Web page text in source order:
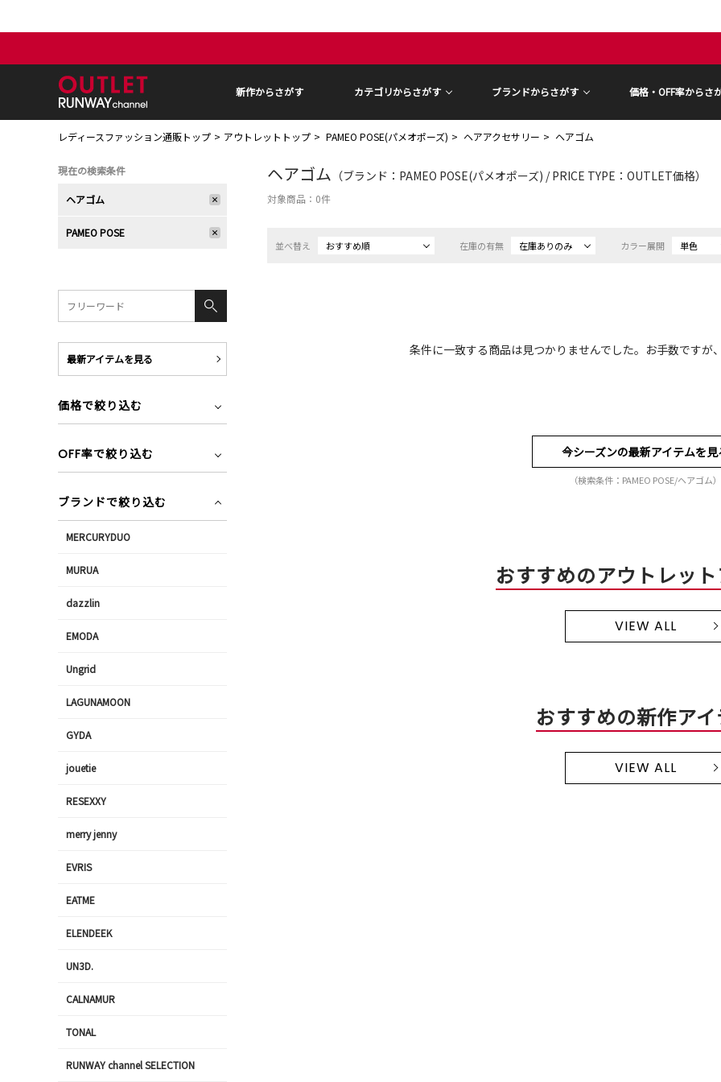
新作からさがす カテゴリからさがす ブランドからさがす 価格・OFF率からさ
レディースファッション通販トップ アウトレットトップ PAMEO POSE(パメオポーズ) ヘアアクセサリー ヘアゴム
ヘアゴム （ブランド：PAMEO POSE(パメオポーズ) / PRICE TYPE：OUTLET価格）
対象商品： 0件
並べ替え おすすめ順 在庫の有無 在庫ありのみ カラー展開 単色
条件に一致する商品は見つかりませんでした。お手数ですが
今シーズンの最新アイテムを見
（検索条件：PAMEO POSE/ヘアゴム）
おすすめのアウトレッ
VIEW ALL
おすすめの新作ア
VIEW ALL
現在の検索条件
ヘアゴム
PAMEO POSE
最新アイテムを見る
価格で絞り込む
OFF率で絞り込む
ブランドで絞り込む
MERCURYDUO
MURUA
dazzlin
EMODA
Ungrid
LAGUNAMOON
GYDA
jouetie
RESEXXY
merry jenny
EVRIS
EATME
ELENDEEK
UN3D.
CALNAMUR
TONAL
RUNWAY channel SELECTION